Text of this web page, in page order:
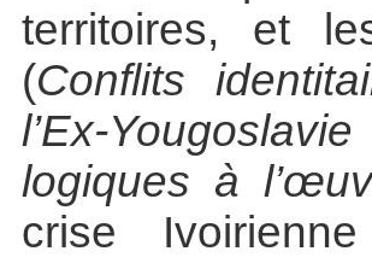
territoires, et
(Conflits
l’Ex-
logiques à
crise